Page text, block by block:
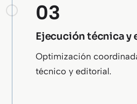
03
Ejecución técnica y
Optimización
técnico y editorial.